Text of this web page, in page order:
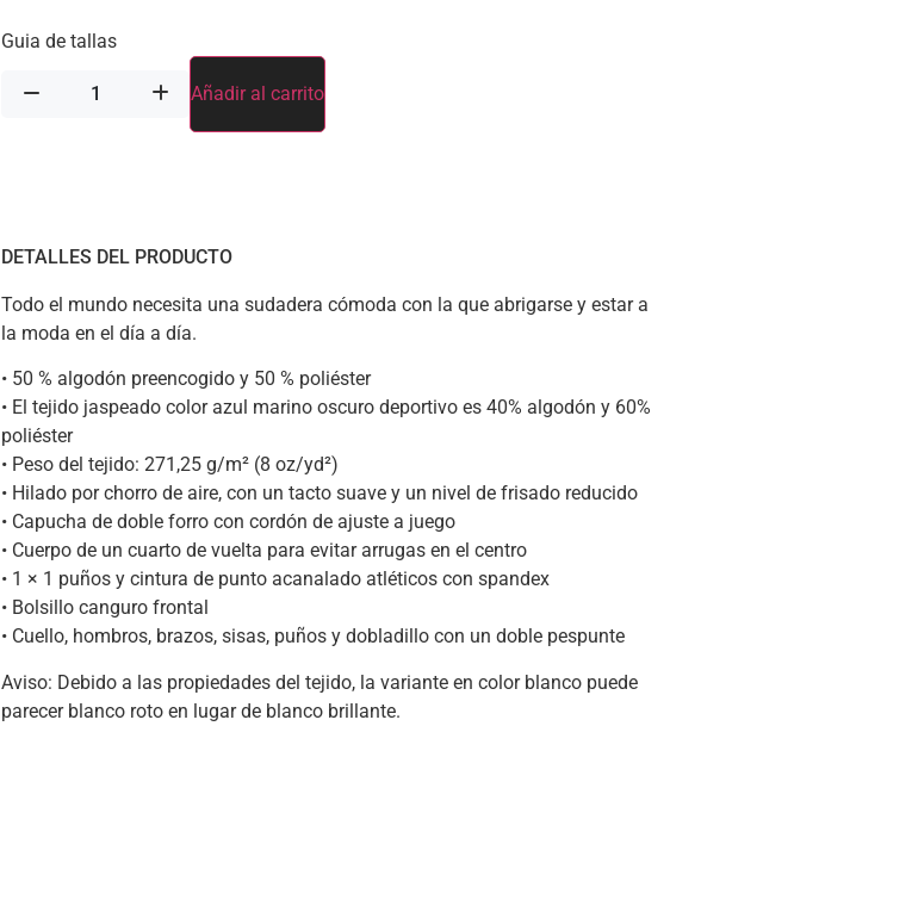
Guia de tallas
Añadir al carrito
DETALLES DEL PRODUCTO
Todo el mundo necesita una sudadera cómoda con la que abrigarse y estar a
la moda en el día a día.
• 50 % algodón preencogido y 50 % poliéster
• El tejido jaspeado color azul marino oscuro deportivo es 40% algodón y 60%
poliéster
• Peso del tejido: 271,25 g/m² (8 oz/yd²)
• Hilado por chorro de aire, con un tacto suave y un nivel de frisado reducido
• Capucha de doble forro con cordón de ajuste a juego
• Cuerpo de un cuarto de vuelta para evitar arrugas en el centro
• 1 × 1 puños y cintura de punto acanalado atléticos con spandex
• Bolsillo canguro frontal
• Cuello, hombros, brazos, sisas, puños y dobladillo con un doble pespunte
Aviso: Debido a las propiedades del tejido, la variante en color blanco puede
parecer blanco roto en lugar de blanco brillante.